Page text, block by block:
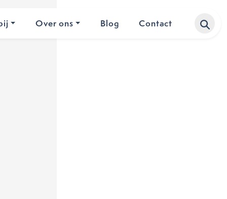
Over ons Blog Contact